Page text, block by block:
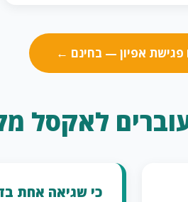
פגישת אפיון — בחינם ←
לאקסל
כי שגיאה אחת